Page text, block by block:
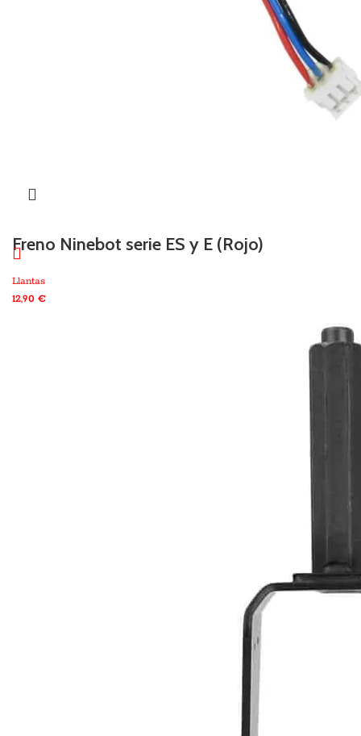
Freno Ninebot serie ES y E (Rojo)
Llantas
12,90 €